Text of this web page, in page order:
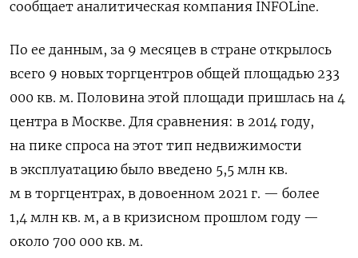
сообщает аналитическая компания INFOLine.
По ее данным, за 9 месяцев в стране открылось
всего 9 новых торгцентров общей площадью 233
000 кв. м. Половина этой площади пришлась на 4
центра в Москве. Для сравнения: в 2014 году,
на пике спроса на этот тип недвижимости
в эксплуатацию было введено 5,5 млн кв.
м в торгцентрах, в довоенном 2021 г. — более
1,4 млн кв. м, а в кризисном прошлом году —
около 700 000 кв. м.